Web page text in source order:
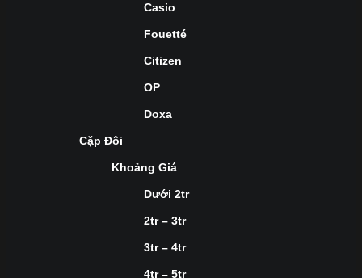
Casio
Fouetté
Citizen
OP
Doxa
Cặp Đôi
Khoảng Giá
Dưới 2tr
2tr – 3tr
3tr – 4tr
4tr – 5tr